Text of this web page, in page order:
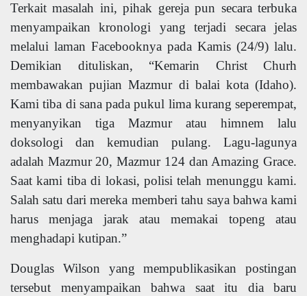
Terkait masalah ini, pihak gereja pun secara terbuka
menyampaikan kronologi yang terjadi secara jelas
melalui laman Facebooknya pada Kamis (24/9) lalu.
Demikian dituliskan, “Kemarin Christ Churh
membawakan pujian Mazmur di balai kota (Idaho).
Kami tiba di sana pada pukul lima kurang seperempat,
menyanyikan tiga Mazmur atau himnem lalu
doksologi dan kemudian pulang. Lagu-lagunya
adalah Mazmur 20, Mazmur 124 dan Amazing Grace.
Saat kami tiba di lokasi, polisi telah menunggu kami.
Salah satu dari mereka memberi tahu saya bahwa kami
harus menjaga jarak atau memakai topeng atau
menghadapi kutipan.”
Douglas Wilson yang mempublikasikan postingan
tersebut menyampaikan bahwa saat itu dia baru